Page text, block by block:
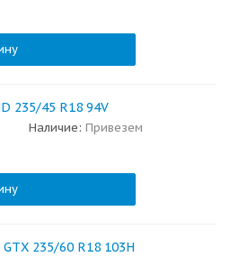
235/45 R18 94V
Наличие: Привезем
235/60 R18 103H